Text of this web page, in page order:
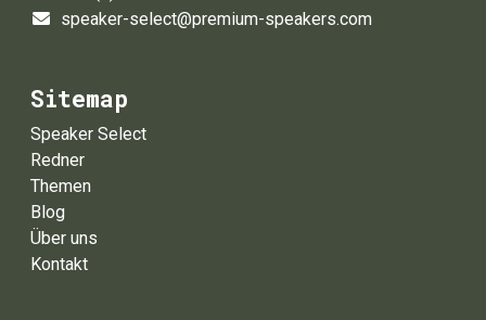
speaker-select@premium-speakers.com
Sitemap
Speaker Select
Redner
Themen
Blog
Über uns
Kontakt